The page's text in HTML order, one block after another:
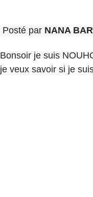
Posté par NANA
Bonsoir je suis
je veux savoir si je